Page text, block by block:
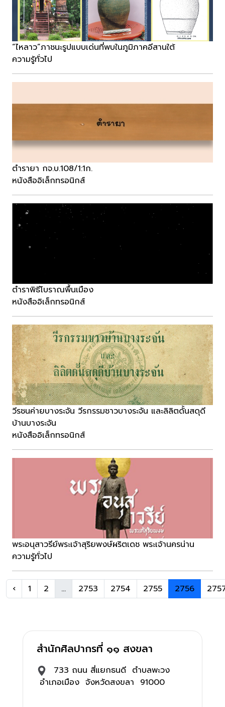
“ไหลาว”ภาชนะรูปแบบเด่นที่พบในภูมิภาคอีสานใต้
ความรู้ทั่วไป
ตำรายา กจ.บ.108/1:1ก.
หนังสืออิเล็กทรอนิกส์
ตำราพิธีโบราณพื้นเมือง
หนังสืออิเล็กทรอนิกส์
วีรชนค่ายบางระจัน วีรกรรมชาวบางระจัน และลิลิตดั้นสดุดี
บ้านบางระจัน
หนังสืออิเล็กทรอนิกส์
พระอนุสาวรีย์พระเจ้าสุริยพงษ์ผริตเดช พระเจ้านครน่าน
ความรู้ทั่วไป
‹ 1 2 ... 2753 2754 2755 2756
สำนักศิลปากรที่ ๑๑ สงขลา
733 ถนน สี่แยกธนดี ตำบลพะวง
อำเภอเมือง จังหวัดสงขลา 91000